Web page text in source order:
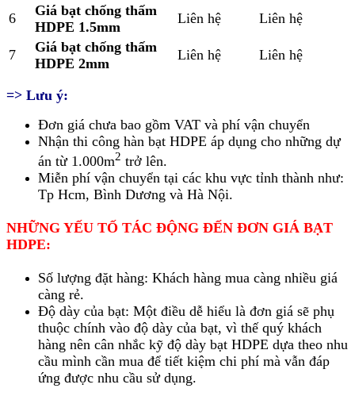
6
Giá bạt chống thấm
HDPE 1.5mm
Liên hệ Liên hệ
7
Giá bạt chống thấm
HDPE 2mm
Liên hệ Liên hệ
=> Lưu ý:
Đơn giá chưa bao gồm VAT và phí vận chuyển
Nhận thi công hàn bạt HDPE áp dụng cho những dự
án từ 1.000m2 trở lên.
Miễn phí vận chuyển tại các khu vực tỉnh thành như:
Tp Hcm, Bình Dương và Hà Nội.
NHỮNG YẾU TỐ TÁC ĐỘNG ĐẾN ĐƠN GIÁ BẠT
HDPE:
Số lượng đặt hàng: Khách hàng mua càng nhiều giá
càng rẻ.
Độ dày của bạt: Một điều dễ hiểu là đơn giá sẽ phụ
thuộc chính vào độ dày của bạt, vì thế quý khách
hàng nên cân nhắc kỹ độ dày bạt HDPE dựa theo nhu
cầu mình cần mua để tiết kiệm chi phí mà vẫn đáp
ứng được nhu cầu sử dụng.